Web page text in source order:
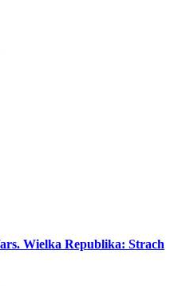
Wielka Republika: Strach